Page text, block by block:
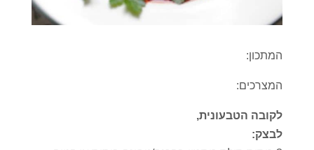
המתכון:
המצרכים:
לקובה הטבעונית,
לבצק: